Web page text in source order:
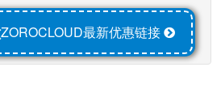
ZOROCLOUD最新优惠链接